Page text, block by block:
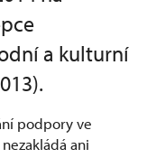
a kulturní
podpory ve
ani